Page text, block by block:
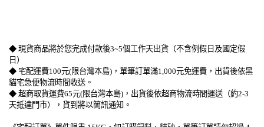
◆ 現貨商品將於您完成付款後3~5個工作天出貨（不含例假日及國定假
日）
◆ 宅配運費100元(限台灣本島)，單筆訂單滿1,000元免運費，出貨後依黑
貓宅急便物流時間收送。
◆ 超商取貨運費65元(限台灣本島)，出貨後依超商物流時間運送（約2-3
天抵達門市），貨到將以簡訊通知。